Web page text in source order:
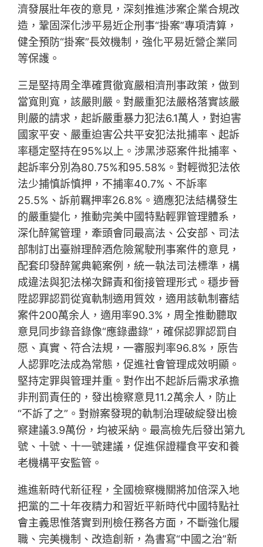
濟發展壯年夜的意見，深刻推進涉案企業合規改
造，鞏固深化涉平易近企刑事“掛案”專項清算，
健全預防“掛案”長效機制，強化平易近營企業同
等保護。
三是堅持周全準確貫徹寬嚴相濟刑事政策，做到
當寬則寬，該嚴則嚴。對嚴重犯法嚴格落實該嚴
則嚴的請求，起訴嚴重暴力犯法6.1萬人，對迫害
國家平安、嚴重迫害公共平安犯法批捕率、起訴
率穩定堅持在95%以上。涉黑涉惡案件批捕率、
起訴率分別為80.75%和95.58%。對輕微犯法依
法少捕慎訴慎押，不捕率40.7%、不訴率
25.5%、訴前羈押率26.8%。適應犯法結構發生
的嚴重變化，推動完美中國特點輕罪管理體系，
深化醉駕管理，牽頭會同最高法、公安部、司法
部制訂出臺辦理醉酒危險駕駛刑事案件的意見，
配套印發醉駕典範案例，統一執法司法標準，構
成違法與犯法梯次歸責和銜接管理形式。穩步晉
陞認罪認罰從寬軌制適用質效，適用該軌制審結
案件200萬余人，適用率90.3%，周全推動聽取
意見同步錄音錄像“應錄盡錄”，確保認罪認罰自
愿、真實、符合法規，一審服判率96.8%，原告
人認罪吃法成為常態，促進社會管理成效明顯。
堅持定罪與管理并重。對作出不起訴后需求承擔
非刑罰責任的，發出檢察意見11.2萬余人，防止
“不訴了之”。對辦案發現的軌制治理破綻發出檢
察建議3.9萬份，均被采納。最高檢先后發出第九
號、十號、十一號建議，促進保證糧食平安和養
老機構平安監管。
進進新時代新征程，全國檢察機關將加倍深入地
把黨的二十年夜精力和習近平新時代中國特點社
會主義思惟落實到刑檢任務各方面，不斷強化履
職、完美機制、改造創新，為書寫“中國之治”新